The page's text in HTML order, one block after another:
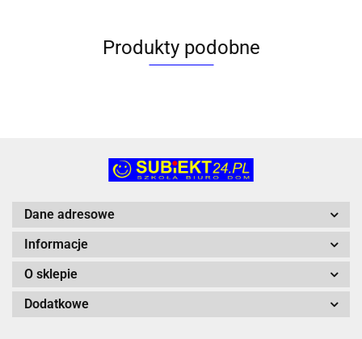
Produkty podobne
Dane adresowe
Informacje
O sklepie
Dodatkowe